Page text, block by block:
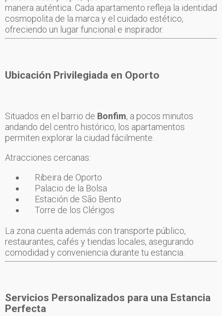
manera auténtica. Cada apartamento refleja la identidad
cosmopolita de la marca y el cuidado estético,
ofreciendo un lugar funcional e inspirador.
Ubicación Privilegiada en Oporto
Situados en el barrio de Bonfim, a pocos minutos
andando del centro histórico, los apartamentos
permiten explorar la ciudad fácilmente.
Atracciones cercanas:
Ribeira de Oporto
Palacio de la Bolsa
Estación de São Bento
Torre de los Clérigos
La zona cuenta además con transporte público,
restaurantes, cafés y tiendas locales, asegurando
comodidad y conveniencia durante tu estancia.
Servicios Personalizados para una Estancia
Perfecta